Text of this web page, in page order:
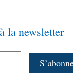
la newsletter